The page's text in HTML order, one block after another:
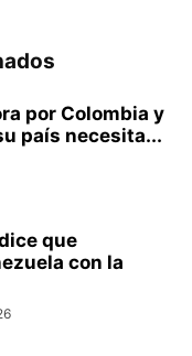
por Colombia y
país necesita...
que
con la